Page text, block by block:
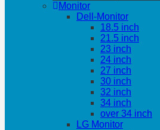
Monitor
Dell-Monitor
18.5 inch
21.5 inch
23 inch
24 inch
27 inch
30 inch
32 inch
34 inch
over 34 inch
LG Monitor